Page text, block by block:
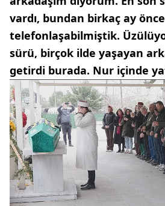
vardı, bundan birkaç ay
telefonlaşabilmiştik.
sürü, birçok ilde yaşayan
getirdi burada. Nur içinde